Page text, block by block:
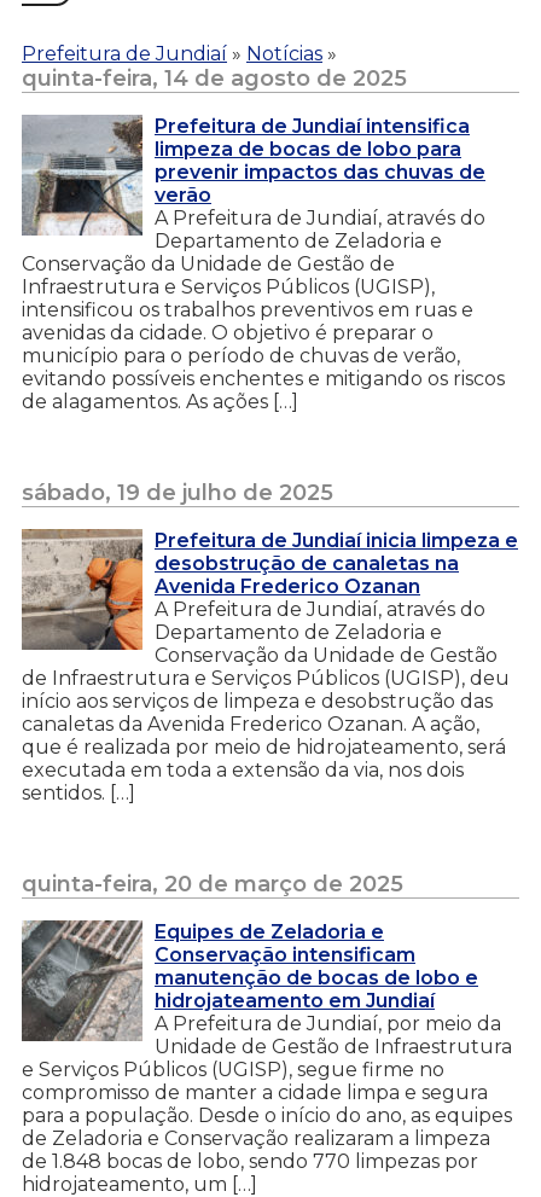
Prefeitura de Jundiaí » Notícias »
quinta-feira, 14 de agosto de 2025
Prefeitura de Jundiaí intensifica
limpeza de bocas de lobo para
prevenir impactos das chuvas de
verão
A Prefeitura de Jundiaí, através do
Departamento de Zeladoria e
Conservação da Unidade de Gestão de
Infraestrutura e Serviços Públicos (UGISP),
intensificou os trabalhos preventivos em ruas e
avenidas da cidade. O objetivo é preparar o
município para o período de chuvas de verão,
evitando possíveis enchentes e mitigando os riscos
de alagamentos. As ações […]
sábado, 19 de julho de 2025
Prefeitura de Jundiaí inicia limpeza e
desobstrução de canaletas na
Avenida Frederico Ozanan
A Prefeitura de Jundiaí, através do
Departamento de Zeladoria e
Conservação da Unidade de Gestão
de Infraestrutura e Serviços Públicos (UGISP), deu
início aos serviços de limpeza e desobstrução das
canaletas da Avenida Frederico Ozanan. A ação,
que é realizada por meio de hidrojateamento, será
executada em toda a extensão da via, nos dois
sentidos. […]
quinta-feira, 20 de março de 2025
Equipes de Zeladoria e
Conservação intensificam
manutenção de bocas de lobo e
hidrojateamento em Jundiaí
A Prefeitura de Jundiaí, por meio da
Unidade de Gestão de Infraestrutura
e Serviços Públicos (UGISP), segue firme no
compromisso de manter a cidade limpa e segura
para a população. Desde o início do ano, as equipes
de Zeladoria e Conservação realizaram a limpeza
de 1.848 bocas de lobo, sendo 770 limpezas por
hidrojateamento, um […]